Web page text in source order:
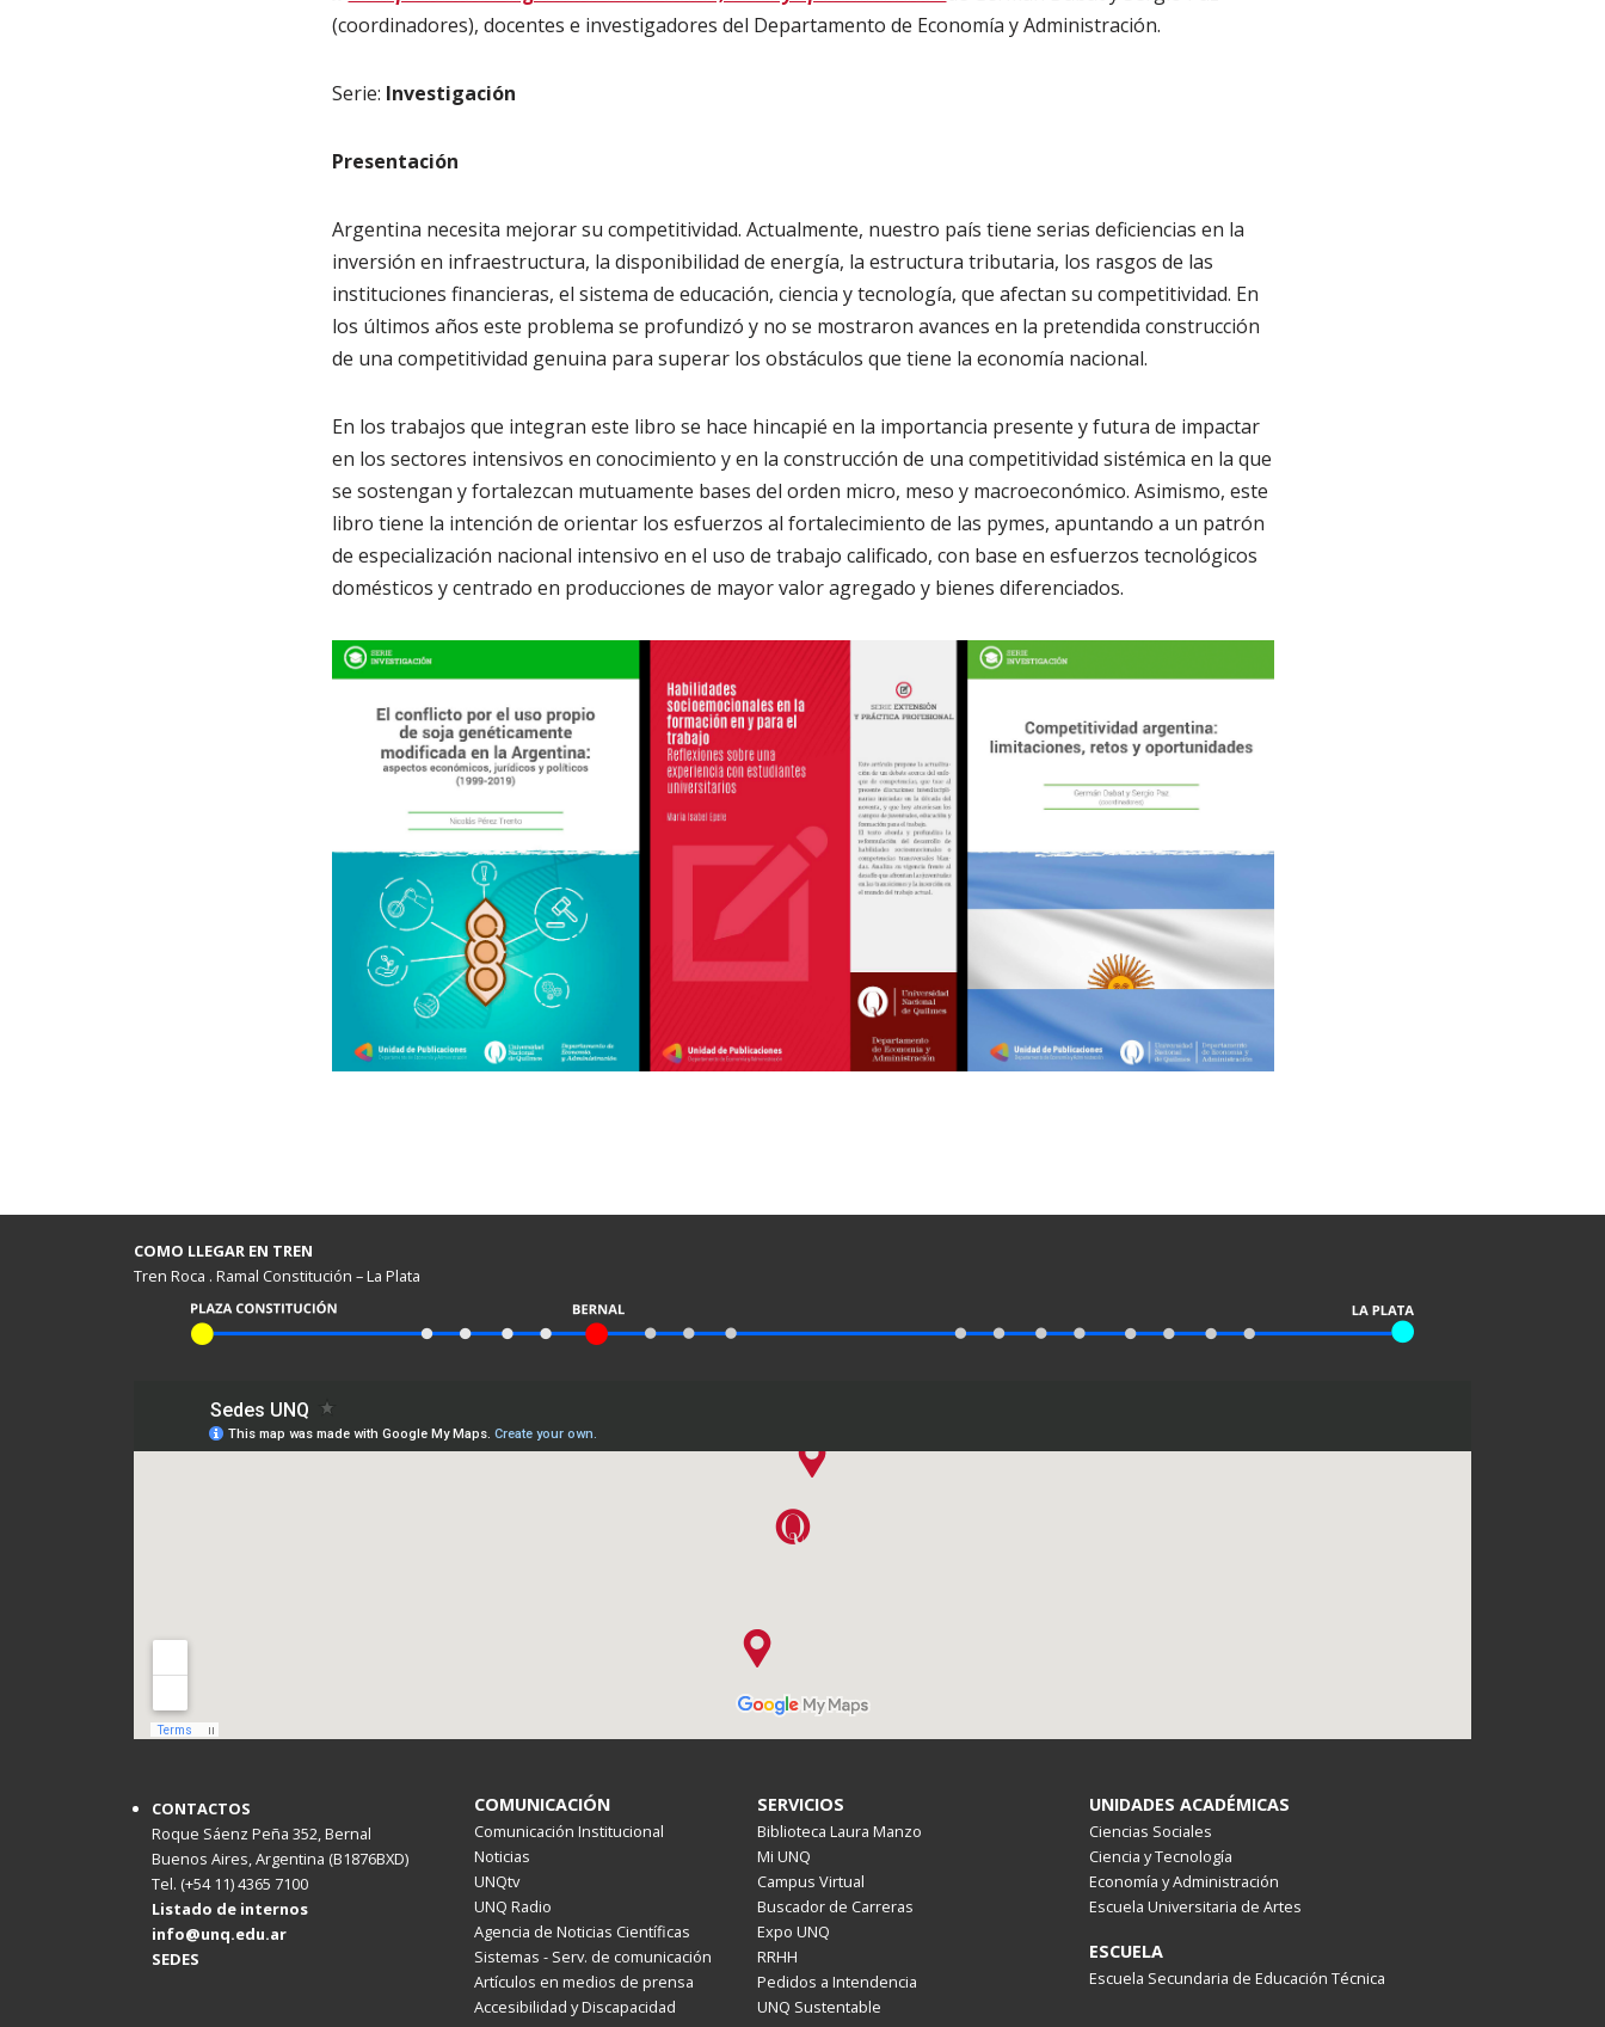
(coordinadores), docentes e investigadores del Departamento de Economía y Administración.
Serie: Investigación
Presentación
Argentina necesita mejorar su competitividad. Actualmente, nuestro país tiene serias deficiencias en la
inversión en infraestructura, la disponibilidad de energía, la estructura tributaria, los rasgos de las
instituciones financieras, el sistema de educación, ciencia y tecnología, que afectan su competitividad. En
los últimos años este problema se profundizó y no se mostraron avances en la pretendida construcción
de una competitividad genuina para superar los obstáculos que tiene la economía nacional.
En los trabajos que integran este libro se hace hincapié en la importancia presente y futura de impactar
en los sectores intensivos en conocimiento y en la construcción de una competitividad sistémica en la que
se sostengan y fortalezcan mutuamente bases del orden micro, meso y macroeconómico. Asimismo, este
libro tiene la intención de orientar los esfuerzos al fortalecimiento de las pymes, apuntando a un patrón
de especialización nacional intensivo en el uso de trabajo calificado, con base en esfuerzos tecnológicos
domésticos y centrado en producciones de mayor valor agregado y bienes diferenciados.
COMO LLEGAR EN TREN
Tren Roca . Ramal Constitución – La Plata
CONTACTOS
Roque Sáenz Peña 352, Bernal
Buenos Aires, Argentina (B1876BXD)
Tel. (+54 11) 4365 7100
Listado de internos
info@unq.edu.ar
SEDES
COMUNICACIÓN
Comunicación Institucional
Noticias
UNQtv
UNQ Radio
Agencia de Noticias Científicas
Sistemas - Serv. de comunicación
Artículos en medios de prensa
Accesibilidad y Discapacidad
SERVICIOS
Biblioteca Laura Manzo
Mi UNQ
Campus Virtual
Buscador de Carreras
Expo UNQ
RRHH
Pedidos a Intendencia
UNQ Sustentable
UNIDADES ACADÉMICAS
Ciencias Sociales
Ciencia y Tecnología
Economía y Administración
Escuela Universitaria de Artes
ESCUELA
Escuela Secundaria de Educación Técnica